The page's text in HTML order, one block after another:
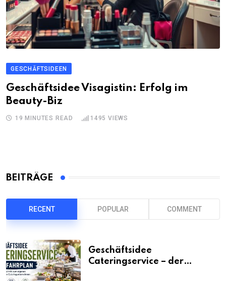
GESCHÄFTSIDEEN
Geschäftsidee Visagistin: Erfolg im
Beauty-Biz
19 MINUTES READ 1495 VIEWS
BEITRÄGE
RECENT POPULAR COMMENT
Geschäftsidee
Cateringservice – der